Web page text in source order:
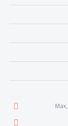
Окрас: черно-рыжий